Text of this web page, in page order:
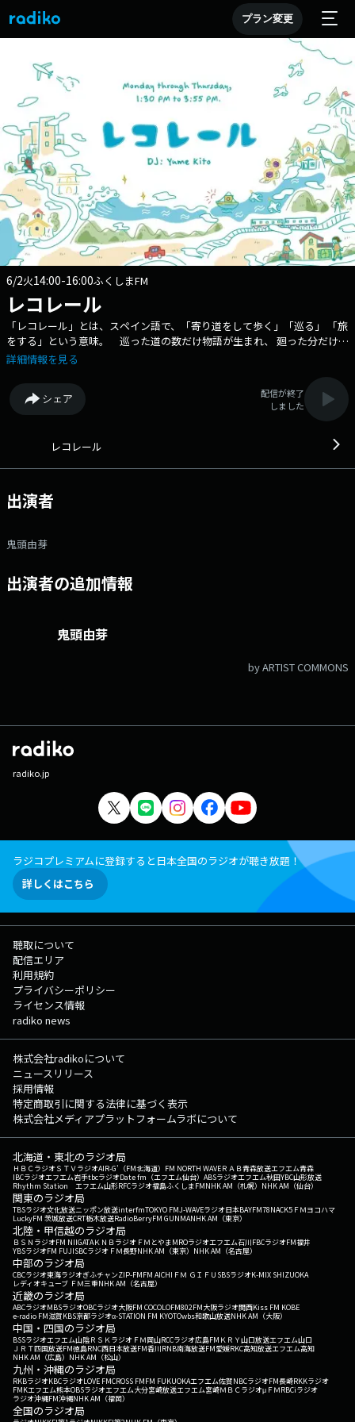
プラン変更
6/2火14:00-16:00ふくしまFM
レコレール
「レコレール」とは、スペイン語で、「寄り道をして歩く」「巡る」 「旅
をする」という意味。 巡った道の数だけ物語が生まれ、 廻った分だけ世
界は少し深くなる。 聴くほどに知り、知るほどに寄り道が楽しくなる、
しく、 分かりやすく 鬼頭由芽が音楽にのせてお届けしていきます。
６月２日（火）のレコレールは社会問題となっている「食品ロス」の現状
や削減策についてトーク！ 食品ロスジャーナリストの井出瑠美さんに現
ティバル「YATSUI FESTIVAL！」の主催者としても活躍する お笑い芸人
IMP.のIMPickup 】 平日の午後IMP.のメンバーが毎日登場！ 今夜、誰か
に教えたくなる「今日はなんの日？」雑学をメンバーの感性のままにおし
しく思える細かなトリビアまでお届けします。 毎週土曜日14:55～アフ
タートークを配信中！ 番組の感想や、メンバーへの質問・相談、アフタ
ください！ ＝＝＝ 各局のオンエア時間（24年10月現在）＝＝＝ ★
24:00 ・FMぐんま＆エフエム秋田：月～金 13:55-14:00 ▽15:55〜 【
ふくしまFMニュース 】 --- 番組Webサイト：https://jfn-
https://form.jfn.co.jp/recorrer/message Xアカウントは
詳細情報を見る
シェア
配信が終了
しました
レコレール
出演者
鬼頭由芽
出演者の追加情報
鬼頭由芽
by ARTIST COMMONS
radiko.jp
ラジコプレミアムに登録すると日本全国のラジオが聴き放題！
詳しくはこちら
聴取について
配信エリア
利用規約
プライバシーポリシー
ライセンス情報
radiko news
株式会社radikoについて
ニュースリリース
採用情報
特定商取引に関する法律に基づく表示
株式会社メディアプラットフォームラボについて
北海道・東北のラジオ局
ＨＢＣラジオＳＴＶラジオAIR-G'（FM北海道） FM NORTH WAVEＲＡＢ青森放送エフエム青森
IBCラジオエフエム岩手tbcラジオDate fm（エフエム仙台） ABSラジオエフエム秋田YBC山形放送
Rhythm Station エフエム山形RFCラジオ福島ふくしまFMNHK AM（札幌） NHK AM（仙台）
関東のラジオ局
TBSラジオ文化放送ニッポン放送interfmTOKYO FMJ-WAVEラジオ日本BAYFM78NACK5 ＦＭヨコハマ
LuckyFM 茨城放送CRT栃木放送RadioBerryFM GUNMANHK AM（東京）
北陸・甲信越のラジオ局
ＢＳＮラジオFM NIIGATAＫＮＢラジオ ＦＭとやまMROラジオエフエム石川FBCラジオFM福井
YBSラジオFM FUJISBCラジオ ＦＭ長野NHK AM（東京） NHK AM（名古屋）
中部のラジオ局
CBCラジオ東海ラジオぎふチャンZIP-FMFM AICHI ＦＭ ＧＩＦＵ SBSラジオK-MIX SHIZUOKA
レディオキューブ ＦＭ三重NHK AM（名古屋）
近畿のラジオ局
ABCラジオMBSラジオOBCラジオ大阪FM COCOLOFM802FM大阪ラジオ関西Kiss FM KOBE
e-radio FM滋賀KBS京都ラジオα-STATION FM KYOTOwbs和歌山放送NHK AM（大阪）
中国・四国のラジオ局
BSSラジオエフエム山陰ＲＳＫラジオ ＦＭ岡山RCCラジオ広島FM ＫＲＹ山口放送エフエム山口
ＪＲＴ四国放送FM徳島RNC西日本放送FM香川RNB南海放送FM愛媛RKC高知放送エフエム高知
NHK AM（広島） NHK AM（松山）
九州・沖縄のラジオ局
RKBラジオKBCラジオLOVE FMCROSS FMFM FUKUOKAエフエム佐賀NBCラジオFM長崎RKKラジオ
FMKエフエム熊本OBSラジオエフエム大分宮崎放送エフエム宮崎ＭＢＣラジオμＦＭRBCiラジオ
ラジオ沖縄FM沖縄NHK AM（福岡）
全国のラジオ局